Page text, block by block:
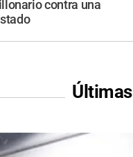
contra una
Últimas